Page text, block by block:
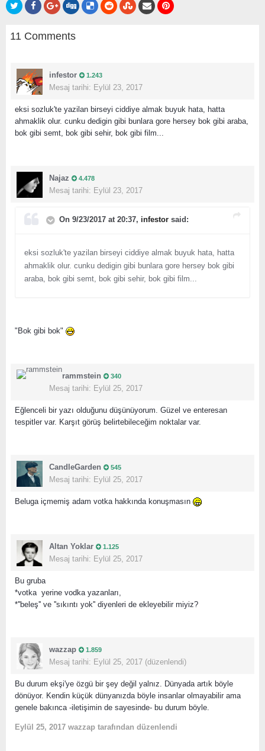
11 Comments
infestor 1.243
Mesaj tarihi: Eylül 23, 2017
eksi sozluk'te yazilan birseyi ciddiye almak buyuk hata, hatta
ahmaklik olur. cunku dedigin gibi bunlara gore hersey bok gibi araba,
bok gibi semt, bok gibi sehir, bok gibi film...
Najaz 4.478
Mesaj tarihi: Eylül 23, 2017
On 9/23/2017 at 20:37, infestor said:
eksi sozluk'te yazilan birseyi ciddiye almak buyuk hata, hatta
ahmaklik olur. cunku dedigin gibi bunlara gore hersey bok gibi
araba, bok gibi semt, bok gibi sehir, bok gibi film...
"Bok gibi bok"
rammstein 340
Mesaj tarihi: Eylül 25, 2017
Eğlenceli bir yazı olduğunu düşünüyorum. Güzel ve enteresan
tespitler var. Karşıt görüş belirtebileceğim noktalar var.
CandleGarden 545
Mesaj tarihi: Eylül 25, 2017
Beluga içmemiş adam votka hakkında konuşmasın
Altan Yoklar 1.125
Mesaj tarihi: Eylül 25, 2017
Bu gruba
*votka yerine vodka yazanları,
*''beleş'' ve ''sıkıntı yok'' diyenleri de ekleyebilir miyiz?
wazzap 1.859
Mesaj tarihi: Eylül 25, 2017 (düzenlendi)
Bu durum ekşi'ye özgü bir şey değil yalnız. Dünyada artık böyle
dönüyor. Kendin küçük dünyanızda böyle insanlar olmayabilir ama
genele bakınca -iletişimin de sayesinde- bu durum böyle.
Eylül 25, 2017 wazzap tarafından düzenlendi